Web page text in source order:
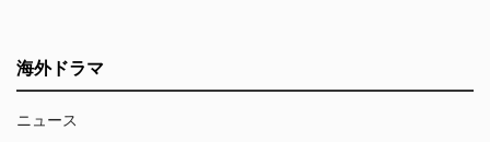
海外ドラマ
ニュース